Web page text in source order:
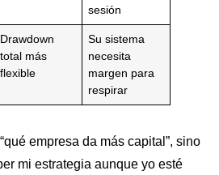
sesión
Drawdown
total más
flexible
Su sistema
necesita
margen para
respirar
empresa da más capital”, sino
mi estrategia aunque yo esté